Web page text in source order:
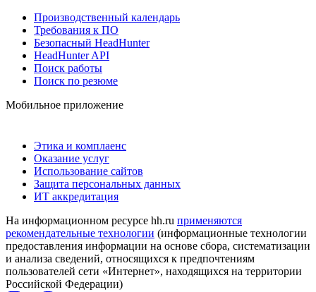
Производственный календарь
Требования к ПО
Безопасный HeadHunter
HeadHunter API
Поиск работы
Поиск по резюме
Мобильное приложение
Этика и комплаенс
Оказание услуг
Использование сайтов
Защита персональных данных
ИТ аккредитация
На информационном ресурсе hh.ru применяются
рекомендательные технологии (информационные технологии
предоставления информации на основе сбора, систематизации
и анализа сведений, относящихся к предпочтениям
пользователей сети «Интернет», находящихся на территории
Российской Федерации)